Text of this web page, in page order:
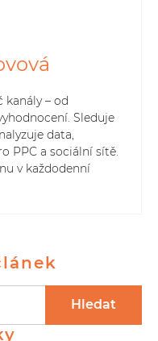
– od
Sleduje
data,
PPC a sociální sítě.
v každodenní
Hledat